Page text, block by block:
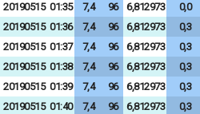
20190515 01:35 7,4 96 6,812973 0,0
20190515 01:36 7,4 96 6,812973 0,3
20190515 01:37 7,4 96 6,812973 0,3
20190515 01:38 7,4 96 6,812973 0,3
20190515 01:39 7,4 96 6,812973 0,3
20190515 01:40 7,4 96 6,812973 0,3